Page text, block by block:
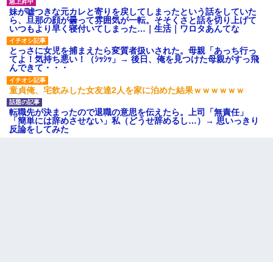
妹が嘘つきな元カレと寄りを戻してしまったという話をしていた
ら、旦那の顔が曇って雰囲気が一転。そそくさと話を切り上げて
いつもより早く寝付いてしまった…｜生活｜ワロタあんてな
とっさに女児を捕まえたら変質者扱いされた。母親「あっち行っ
てよ！気持ち悪い！（ｼｯｼｯ」→ 後日、俺を見つけた母親がすっ飛
んできて・・・
童貞俺、宅飲みした女友達2人を家に泊めた結果ｗｗｗｗｗｗ
転職先が決まったので退職の意思を伝えたら。上司「無責任」
「簡単には辞めさせない」私（どうせ辞めるし…）→ 思いっきり
反論をしてみた